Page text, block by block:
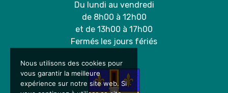
Du lundi au vendredi
de 8h00 à 12h00
et de 13h00 à 17h00
Fermés les jours fériés
Nous utilisons des cookies pour
vous garantir la meilleure
expérience sur notre site web. Si